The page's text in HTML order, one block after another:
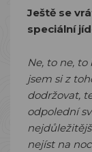
Ještě se
speciální
Ne, to ne,
jsem si z
dodržovat,
odpolední
nejíst na